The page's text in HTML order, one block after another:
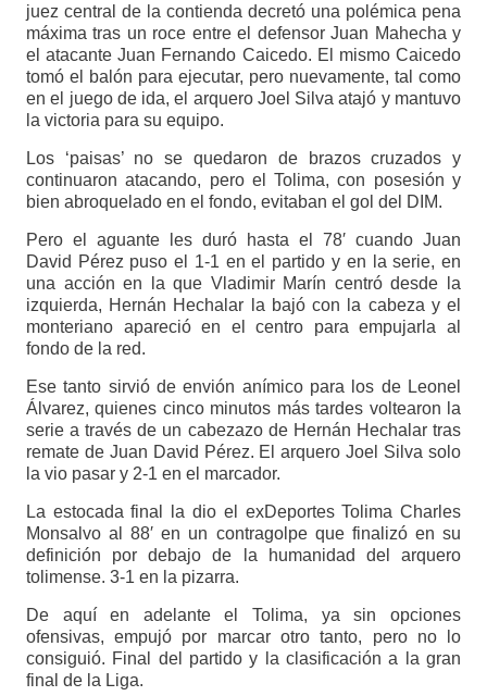
juez central de la contienda decretó una polémica pena
máxima tras un roce entre el defensor Juan Mahecha y
el atacante Juan Fernando Caicedo. El mismo Caicedo
tomó el balón para ejecutar, pero nuevamente, tal como
en el juego de ida, el arquero Joel Silva atajó y mantuvo
la victoria para su equipo.
Los ‘paisas’ no se quedaron de brazos cruzados y
continuaron atacando, pero el Tolima, con posesión y
bien abroquelado en el fondo, evitaban el gol del DIM.
Pero el aguante les duró hasta el 78′ cuando Juan
David Pérez puso el 1-1 en el partido y en la serie, en
una acción en la que Vladimir Marín centró desde la
izquierda, Hernán Hechalar la bajó con la cabeza y el
monteriano apareció en el centro para empujarla al
fondo de la red.
Ese tanto sirvió de envión anímico para los de Leonel
Álvarez, quienes cinco minutos más tardes voltearon la
serie a través de un cabezazo de Hernán Hechalar tras
remate de Juan David Pérez. El arquero Joel Silva solo
la vio pasar y 2-1 en el marcador.
La estocada final la dio el exDeportes Tolima Charles
Monsalvo al 88′ en un contragolpe que finalizó en su
definición por debajo de la humanidad del arquero
tolimense. 3-1 en la pizarra.
De aquí en adelante el Tolima, ya sin opciones
ofensivas, empujó por marcar otro tanto, pero no lo
consiguió. Final del partido y la clasificación a la gran
final de la Liga.